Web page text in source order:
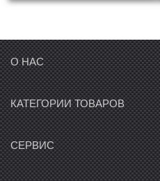
О НАС
КАТЕГОРИИ ТОВАРОВ
СЕРВИС